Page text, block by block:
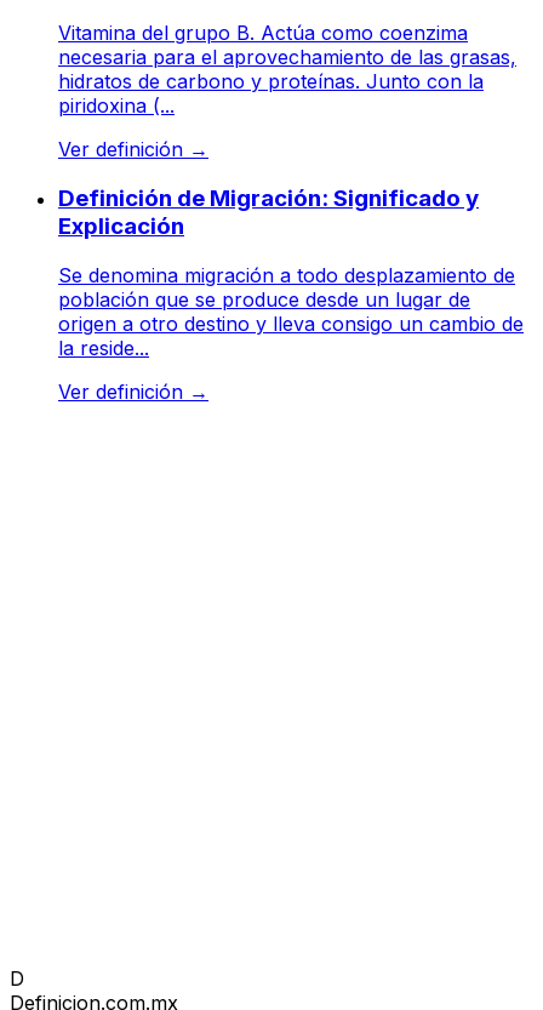
Vitamina del grupo B. Actúa como coenzima
necesaria para el aprovechamiento de las grasas,
hidratos de carbono y proteínas. Junto con la
piridoxina (...
Ver definición →
Definición de Migración: Significado y
Explicación
Se denomina migración a todo desplazamiento de
población que se produce desde un lugar de
origen a otro destino y lleva consigo un cambio de
la reside...
Ver definición →
D
Definicion.com.mx